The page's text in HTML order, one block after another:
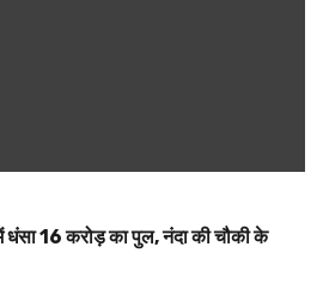
धंसा 16 करोड़ का पुल, नंदा की चौकी के